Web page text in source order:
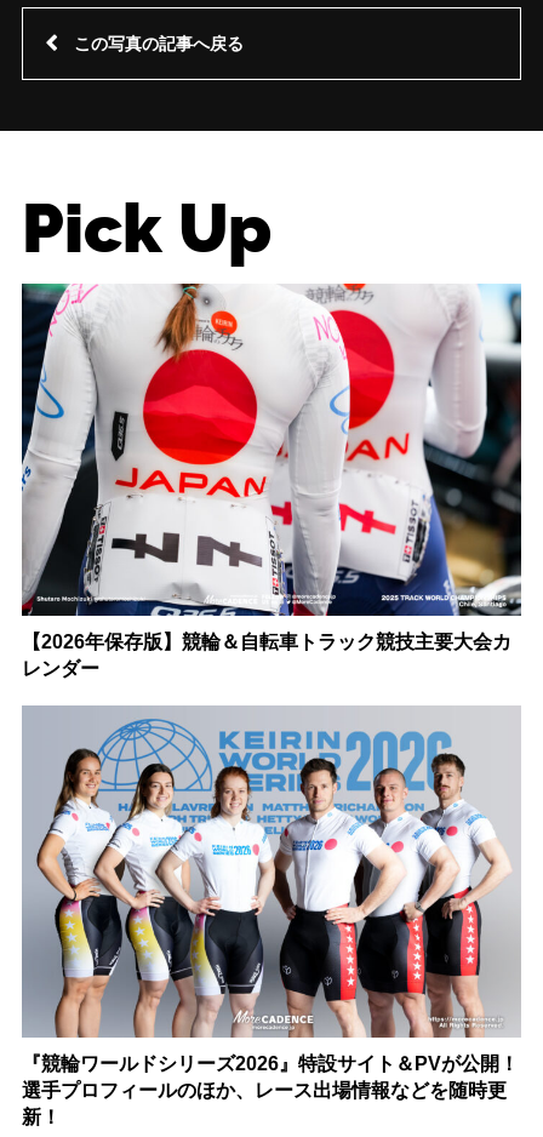
この写真の記事へ戻る
Pick Up
【2026年保存版】競輪＆自転車トラック競技主要大会カ
レンダー
『競輪ワールドシリーズ2026』特設サイト＆PVが公開！
選手プロフィールのほか、レース出場情報などを随時更
新！